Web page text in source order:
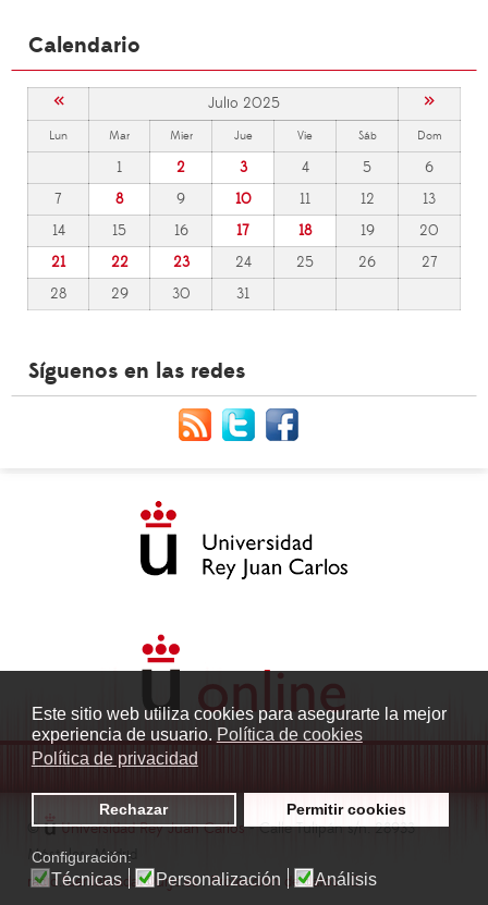
Este sitio web utiliza cookies para asegurarte la mejor
experiencia de usuario. Política de cookies
Política de privacidad
Rechazar Permitir cookies
Configuración:
Técnicas Personalización Análisis
Calendario
« Julio 2025 »
Lun Mar Mier Jue Vie Sáb Dom
1 2 3 4 5
6
7
8 9 10 11 12
13
14
15 16 17 18 19
20
21
22 23 24 25 26
27
28
29 30 31
Síguenos en las redes
© Universidad Rey Juan Carlos- Calle Tulipán s/n. 28933
Móstoles. Madrid
radio.fuenlabrada1@urjc.es|Protección de datos|